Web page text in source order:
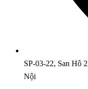
SP-03-22, San Hô
Nội